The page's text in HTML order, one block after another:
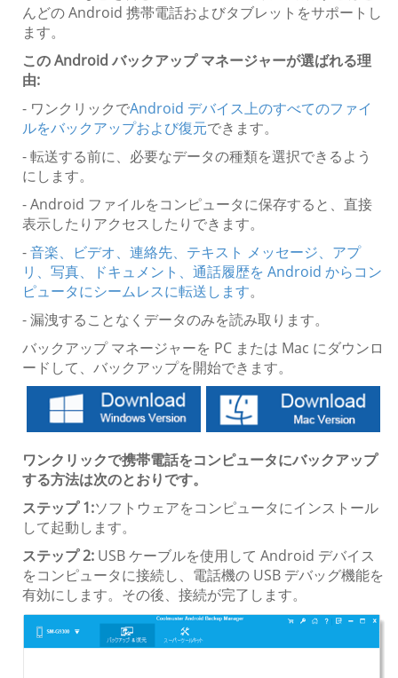
んどの Android 携帯電話およびタブレットをサポートし
ます。
この Android バックアップ マネージャーが選ばれる理
由:
- ワンクリックでAndroid デバイス上のすべてのファイ
ルをバックアップおよび復元できます。
- 転送する前に、必要なデータの種類を選択できるよう
にします。
- Android ファイルをコンピュータに保存すると、直接
表示したりアクセスしたりできます。
-音楽、ビデオ、連絡先、テキスト メッセージ、アプ
リ、写真、ドキュメント、通話履歴を Android からコン
ピュータにシームレスに転送します。
- 漏洩することなくデータのみを読み取ります。
バックアップ マネージャーを PC または Mac にダウンロ
ードして、バックアップを開始できます。
ワンクリックで携帯電話をコンピュータにバックアップ
する方法は次のとおりです。
ステップ 1:ソフトウェアをコンピュータにインストール
して起動します。
ステップ 2: USB ケーブルを使用して Android デバイス
をコンピュータに接続し、電話機の USB デバッグ機能を
有効にします。その後、接続が完了します。